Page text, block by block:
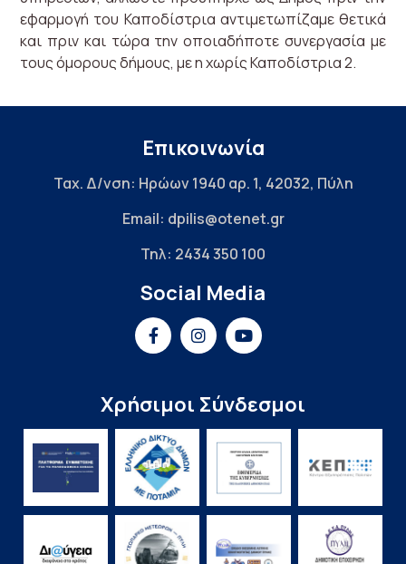
εφαρμογή του Καποδίστρια αντιμετωπίζαμε θετικά
και πριν και τώρα την οποιαδήποτε συνεργασία με
τους όμορους δήμους, με η χωρίς Καποδίστρια 2.
Επικοινωνία
Ταχ. Δ/νση: Ηρώων 1940 αρ. 1, 42032, Πύλη
Email: dpilis@otenet.gr
Τηλ: 2434 350 100
Social Media
Χρήσιμοι Σύνδεσμοι